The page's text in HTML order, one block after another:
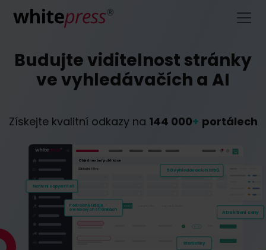
Budujte viditelnost stránky
ve vyhledávačích a AI
Získejte kvalitní odkazy na 144 000+ portálech